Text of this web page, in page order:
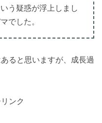
う疑惑が浮上しまし
でした。
ると思いますが、成長過
ンク